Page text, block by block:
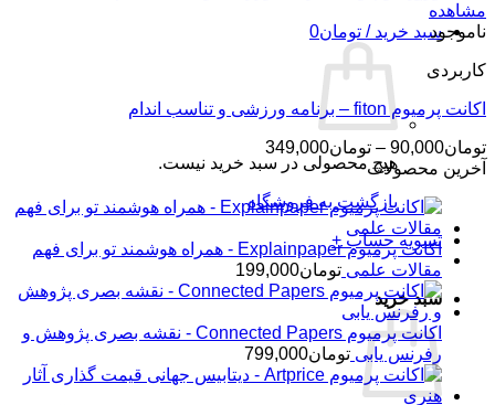
سبد خرید / تومان0
هیچ محصولی در سبد خرید نیست.
بازگشت به فروشگاه
تسویه حساب +
سبد خرید
مشاهده
ناموجود
کاربردی
اکانت پرمیوم fiton – برنامه ورزشی و تناسب اندام
تومان90,000
– تومان349,000محدوده
قیمت:
تا
آخرین محصولات
اکانت پرمیوم Explainpaper - همراه هوشمند تو برای فهم
مقالات علمی تومان199,000
اکانت پرمیوم Connected Papers - نقشه بصری پژوهش و
رفرنس یابی تومان799,000